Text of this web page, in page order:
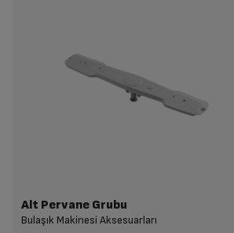
Alt Pervane Grubu
Bulaşık Makinesi Aksesuarları